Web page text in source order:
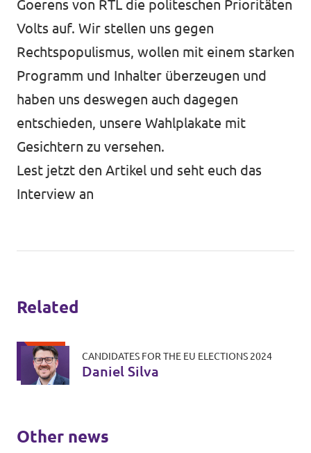
Goerens von RTL die politeschen Prioritäten
Volts auf. Wir stellen uns gegen
Rechtspopulismus, wollen mit einem starken
Programm und Inhalter überzeugen und
haben uns deswegen auch dagegen
entschieden, unsere Wahlplakate mit
Gesichtern zu versehen.
Lest jetzt den Artikel und seht euch das
Interview an
Related
CANDIDATES FOR THE EU ELECTIONS 2024
Daniel Silva
Other news